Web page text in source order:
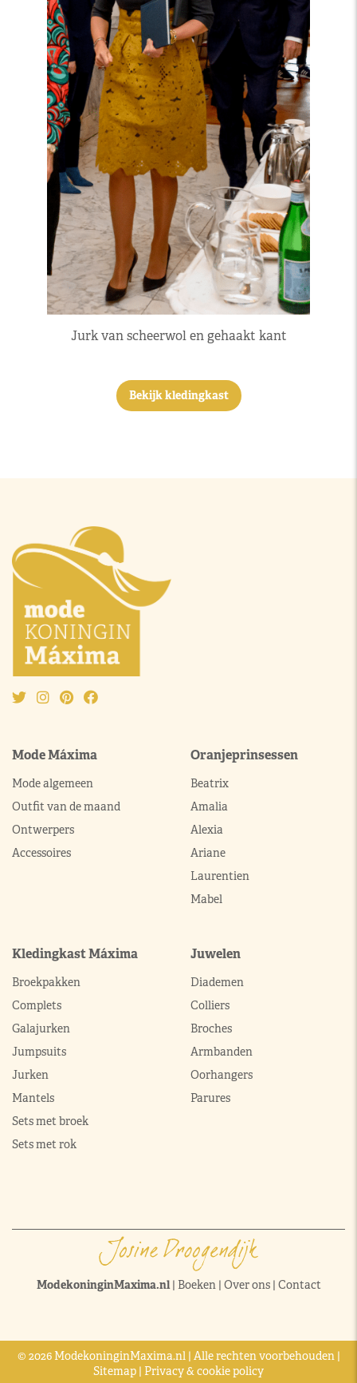
Jurk van scheerwol en gehaakt kant
Bekijk kledingkast
Mode Máxima
Mode algemeen
Outfit van de maand
Ontwerpers
Accessoires
Oranjeprinsessen
Beatrix
Amalia
Alexia
Ariane
Laurentien
Mabel
Kledingkast Máxima
Broekpakken
Complets
Galajurken
Jumpsuits
Jurken
Mantels
Sets met broek
Sets met rok
Juwelen
Diademen
Colliers
Broches
Armbanden
Oorhangers
Parures
ModekoninginMaxima.nl| Boeken| Over ons| Contact
© 2026 ModekoninginMaxima.nl | Alle rechten voorbehouden |
Sitemap | Privacy & cookie policy